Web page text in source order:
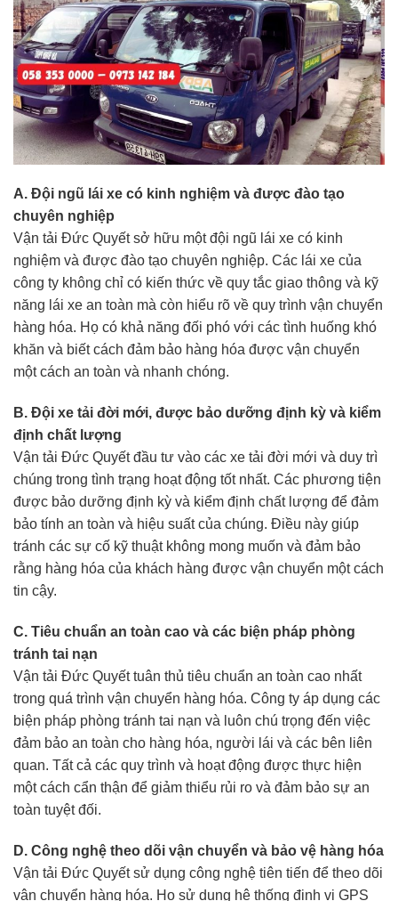
A. Đội ngũ lái xe có kinh nghiệm và được đào tạo
chuyên nghiệp
Vận tải Đức Quyết sở hữu một đội ngũ lái xe có kinh
nghiệm và được đào tạo chuyên nghiệp. Các lái xe của
công ty không chỉ có kiến thức về quy tắc giao thông và kỹ
năng lái xe an toàn mà còn hiểu rõ về quy trình vận chuyển
hàng hóa. Họ có khả năng đối phó với các tình huống khó
khăn và biết cách đảm bảo hàng hóa được vận chuyển
một cách an toàn và nhanh chóng.
B. Đội xe tải đời mới, được bảo dưỡng định kỳ và kiểm
định chất lượng
Vận tải Đức Quyết đầu tư vào các xe tải đời mới và duy trì
chúng trong tình trạng hoạt động tốt nhất. Các phương tiện
được bảo dưỡng định kỳ và kiểm định chất lượng để đảm
bảo tính an toàn và hiệu suất của chúng. Điều này giúp
tránh các sự cố kỹ thuật không mong muốn và đảm bảo
rằng hàng hóa của khách hàng được vận chuyển một cách
tin cậy.
C. Tiêu chuẩn an toàn cao và các biện pháp phòng
tránh tai nạn
Vận tải Đức Quyết tuân thủ tiêu chuẩn an toàn cao nhất
trong quá trình vận chuyển hàng hóa. Công ty áp dụng các
biện pháp phòng tránh tai nạn và luôn chú trọng đến việc
đảm bảo an toàn cho hàng hóa, người lái và các bên liên
quan. Tất cả các quy trình và hoạt động được thực hiện
một cách cẩn thận để giảm thiểu rủi ro và đảm bảo sự an
toàn tuyệt đối.
D. Công nghệ theo dõi vận chuyển và bảo vệ hàng hóa
Vận tải Đức Quyết sử dụng công nghệ tiên tiến để theo dõi
vận chuyển hàng hóa. Họ sử dụng hệ thống định vị GPS